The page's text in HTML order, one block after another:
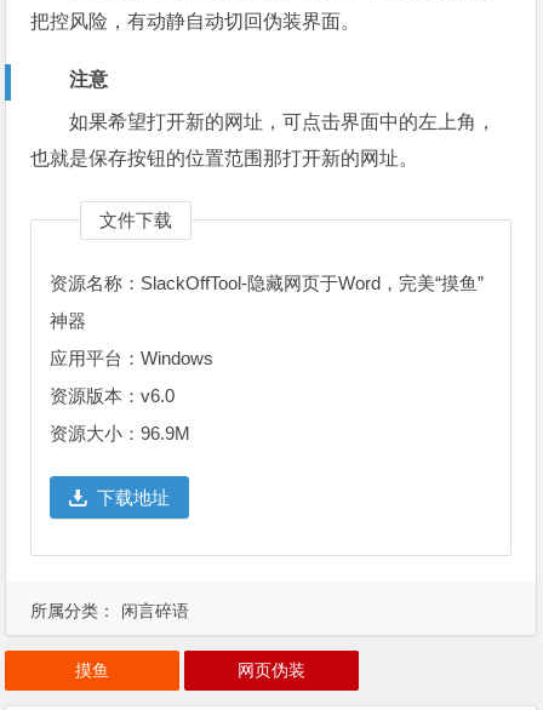
把控风险，有动静自动切回伪装界面。
注意
如果希望打开新的网址，可点击界面中的左上角，
也就是保存按钮的位置范围那打开新的网址。
文件下载
资源名称：SlackOffTool-隐藏网页于Word，完美“摸鱼”
神器
应用平台：Windows
资源版本：v6.0
资源大小：96.9M
下载地址
所属分类： 闲言碎语
摸鱼 网页伪装